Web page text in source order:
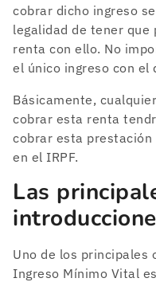
cobrar dicho ingreso
legalidad de tener que
renta con ello. No
el único ingreso con el
Básicamente,
cobrar esta renta
cobrar esta
en el IRPF.
Las
Uno de los principales
Ingreso Mínimo Vital